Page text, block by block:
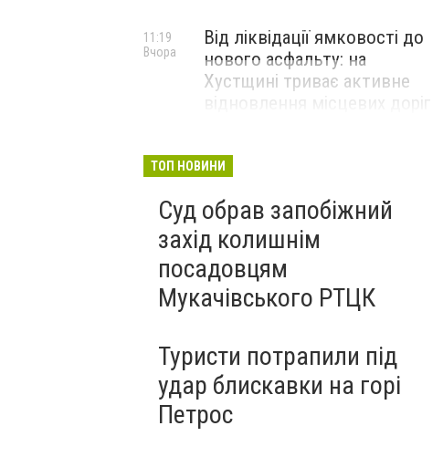
Від ліквідації ямковості до
нового асфальту: на
Хустщині триває активне
11:19
Вчора
ТОП НОВИНИ
Суд обрав запобіжний
захід колишнім
посадовцям
Мукачівського РТЦК
Туристи потрапили під
удар блискавки на горі
Петрос